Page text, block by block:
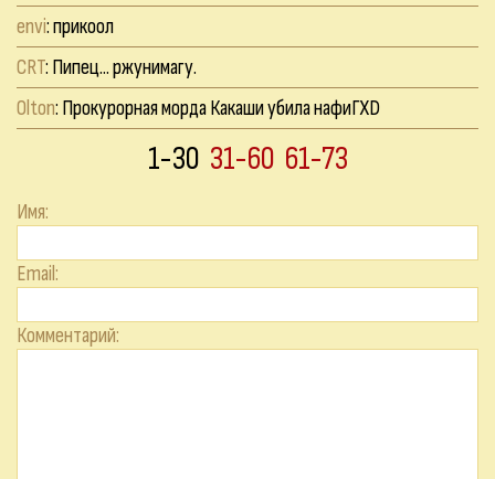
envi: прикоол
CRT: Пипец... ржунимагу.
Olton: Прокурорная морда Какаши убила нафиГXD
1-30 31-60 61-73
Имя:
Email:
Комментарий: